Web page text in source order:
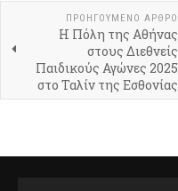
ΠΡΟΗΓΟΎΜΕΝΟ ΆΡΘΡΟ
Η Πόλη της Αθήνας
στους Διεθνείς
Παιδικούς Αγώνες 2025
στο Ταλίν της Εσθονίας